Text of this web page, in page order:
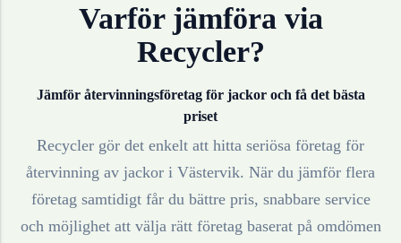
Varför jämföra via
Recycler?
Jämför återvinningsföretag för jackoroch få det bästa
priset
Recycler gör det enkelt att hitta seriösa företag för
återvinning av jackor i Västervik. När du jämför flera
företag samtidigt får du bättre pris, snabbare service
och möjlighet att välja rätt företag baserat på omdömen